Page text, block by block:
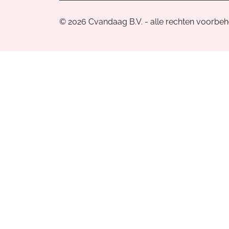
© 2026 Cvandaag B.V. - alle rechten